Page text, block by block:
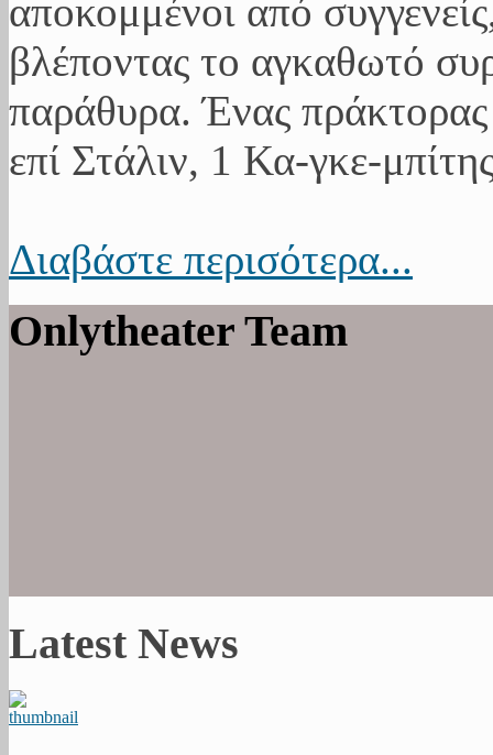
αποκομμένοι από
βλέποντας το αγκαθωτό
παράθυρα. Ένας
επί Στάλιν, 1 Κα-γκε-
Διαβάστε περισότερα...
Onlytheater Team
Latest News